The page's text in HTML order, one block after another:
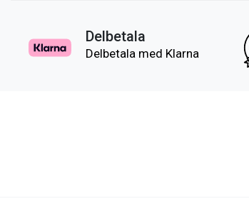
Delbetala
Delbetala med Klarna